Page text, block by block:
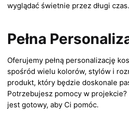
wyglądać świetnie przez długi czas.
Pełna
Oferujemy pełną personalizację
spośród wielu kolorów, stylów i
produkt, który będzie doskonale
Potrzebujesz pomocy w projekcie?
jest gotowy, aby Ci pomóc.